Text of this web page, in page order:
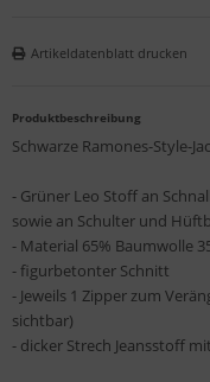
Artikeldatenblatt drucken
Produktbeschreibung
Schwarze Ramones-Style-
- Grüner Leo Stoff an
sowie an Schulter und
- Material 65% Baumwolle
- figurbetonter Schnitt
- Jeweils 1 Zipper zum
sichtbar)
- dicker Strech Jeansstoff